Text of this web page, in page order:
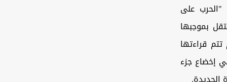
على
بموجبها
‏إلا أن الحملة التي جرت في العام 2017، لم تتم قراءتها
‏إخضاع جزء